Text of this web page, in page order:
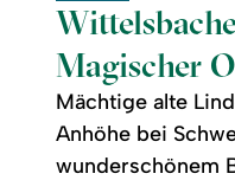
Magischer
Mächtige alte
Anhöhe bei
wunderschönem